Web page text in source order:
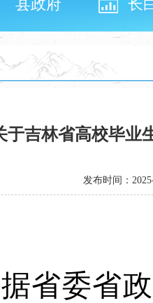
县政府 长
于吉林省高校毕业
发布时间：
委省政